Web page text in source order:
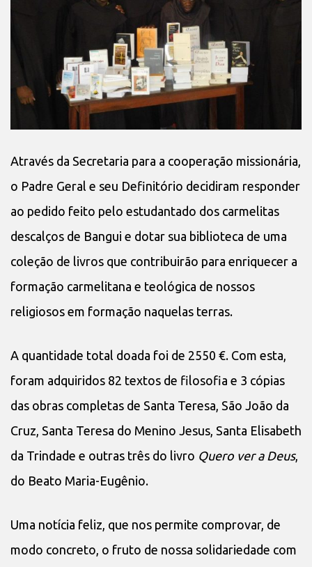
Através da Secretaria para a cooperação missionária,
o Padre Geral e seu Definitório decidiram responder
ao pedido feito pelo estudantado dos carmelitas
descalços de Bangui e dotar sua biblioteca de uma
coleção de livros que contribuirão para enriquecer a
formação carmelitana e teológica de nossos
religiosos em formação naquelas terras.
A quantidade total doada foi de 2550 €. Com esta,
foram adquiridos 82 textos de filosofia e 3 cópias
das obras completas de Santa Teresa, São João da
Cruz, Santa Teresa do Menino Jesus, Santa Elisabeth
da Trindade e outras três do livro Quero ver a Deus,
do Beato Maria-Eugênio.
Uma notícia feliz, que nos permite comprovar, de
modo concreto, o fruto de nossa solidariedade com